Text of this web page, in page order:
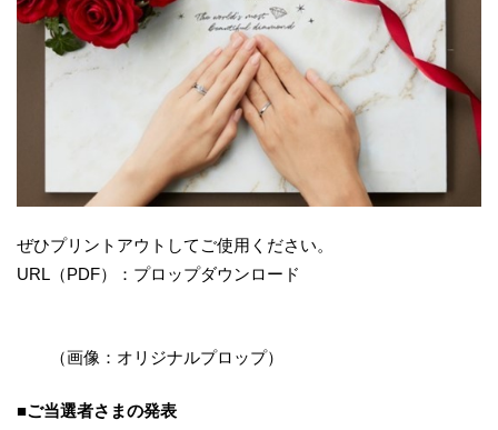
ぜひプリントアウトしてご使用ください。
URL（PDF）：プロップダウンロード
（画像：オリジナルプロップ）
■ご当選者さまの発表